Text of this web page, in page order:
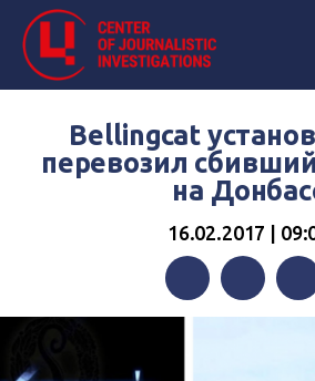
Bellingcat
перевозил
на
16.02.2017 |
FacebookTwitter